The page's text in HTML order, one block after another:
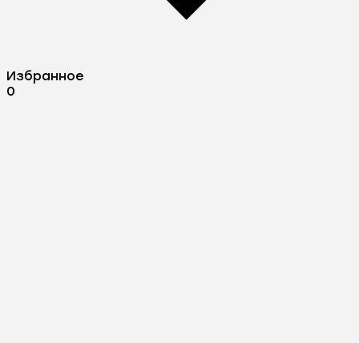
Избранное
0